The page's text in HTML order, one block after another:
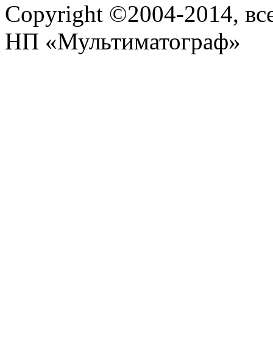
Copyright ©2004-2014,
НП «Мультиматограф»